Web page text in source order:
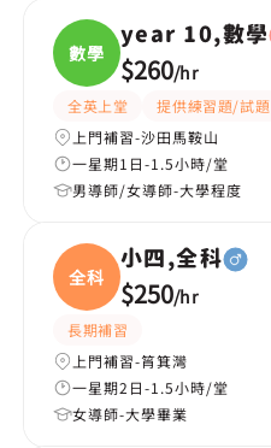
數學
year 10,數學
$260/hr
全英上堂 提供練習題/試題
上門補習-沙田馬鞍山
一星期1日-1.5小時/堂
男導師/女導師-大學程度
全科
小四,全科
$250/hr
長期補習
上門補習-筲箕灣
一星期2日-1.5小時/堂
女導師-大學畢業